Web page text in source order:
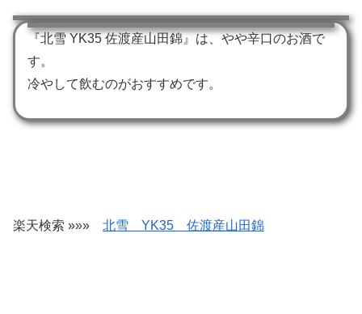
『北雪 YK35 佐渡産山田錦』は、やや辛口のお酒で
す。
冷やして飲むのがおすすめです。
楽天検索 »»» 北雪 YK35 佐渡産山田錦